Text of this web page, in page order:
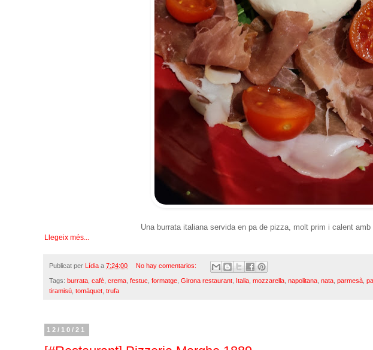
Una burrata italiana servida en pa de pizza, molt prim i calent
Llegeix més...
Publicat per Lídia a 7:24:00 No hay comentarios:
Tags: burrata cafè crema festuc formatge Girona restaurant Italia mozzarella napolitana nata parmesà
tiramisú tomàquet trufa
12/10/21